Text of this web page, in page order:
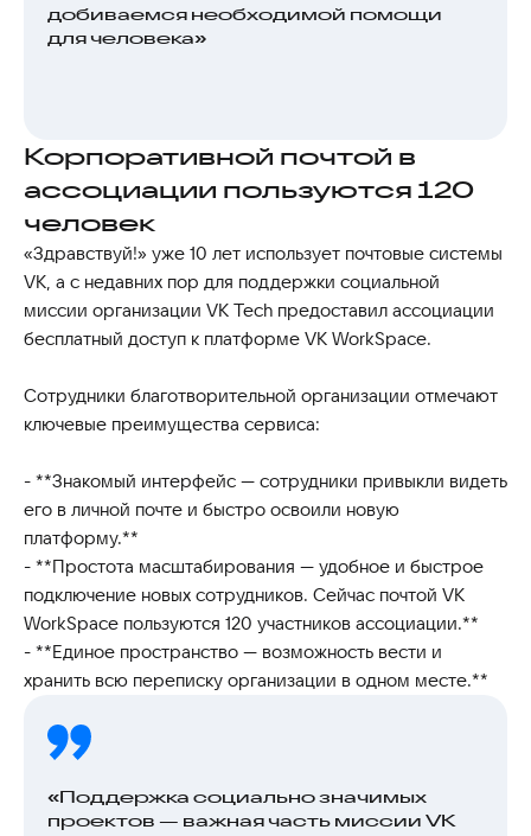
добиваемся необходимой помощи
для человека»
Корпоративной почтой в
ассоциации пользуются 120
человек
«Здравствуй!» уже 10 лет использует почтовые системы
VK, а с недавних пор для поддержки социальной
миссии организации VK Tech предоставил ассоциации
бесплатный доступ к платформе VK WorkSpace.
Сотрудники благотворительной организации отмечают
ключевые преимущества сервиса:
- **Знакомый интерфейс — сотрудники привыкли видеть
его в личной почте и быстро освоили новую
платформу.**
- **Простота масштабирования — удобное и быстрое
подключение новых сотрудников. Сейчас почтой VK
WorkSpace пользуются 120 участников ассоциации.**
- **Единое пространство — возможность вести и
хранить всю переписку организации в одном месте.**
«Поддержка социально значимых
проектов — важная часть миссии VK